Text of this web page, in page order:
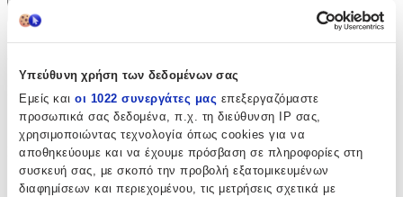
Υπεύθυνη χρήση των δεδομένων σας
Εμείς και οι 1022 συνεργάτες μας επεξεργαζόμαστε
προσωπικά σας δεδομένα, π.χ. τη διεύθυνση IP σας,
χρησιμοποιώντας τεχνολογία όπως cookies για να
αποθηκεύουμε και να έχουμε πρόσβαση σε πληροφορίες στη
συσκευή σας, με σκοπό την προβολή εξατομικευμένων
διαφημίσεων και περιεχομένου, τις μετρήσεις σχετικά με
Είδος
:
Ψαλιδάκι
Inox:
Ναι